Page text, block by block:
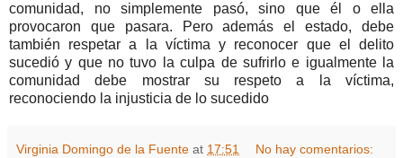
comunidad, no simplemente pasó, sino que él o ella
provocaron que pasara. Pero además el estado, debe
también respetar a la víctima y reconocer que el delito
sucedió y que no tuvo la culpa de sufrirlo e igualmente la
comunidad debe mostrar su respeto a la víctima,
reconociendo la injusticia de lo sucedido
Virginia Domingo de la Fuente at 17:51 No hay comentarios: